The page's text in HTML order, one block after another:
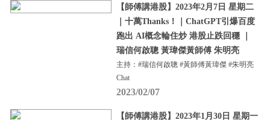
【師傅講港股】2023年2月7日 星期二
｜十萬Thanks！｜ChatGPT引爆百度
跑出 AI概念輪住炒 港股止跌回穩 ｜
瑞信何啟聰 黃瑋傑黃師傅 朱明亮
主持：#瑞信何啟聰 #黃師傅黃瑋傑 #朱明亮
Chat
2023/02/07
【師傅講港股】2023年1月30日 星期一